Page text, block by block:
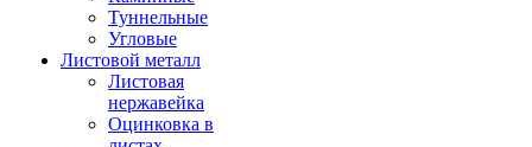
Туннельные
Угловые
Листовой металл
Листовая
нержавейка
Оцинковка в